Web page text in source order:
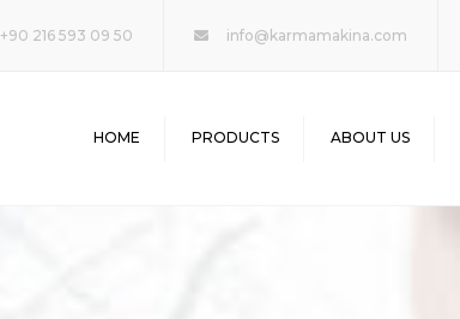
+90 216 593 09 50 info@karmamakina.com
HOME PRODUCTS ABOUT US